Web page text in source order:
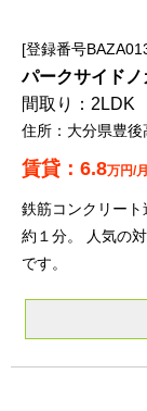
登録番号
パークサイドノ
2LDK
大分県豊後
6.8万円/月
鉄筋コンクリー
約１分。 人気の
です。